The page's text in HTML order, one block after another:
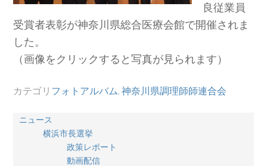
良従業員
受賞者表彰が神奈川県総合医療会館で開催されま
した。
（画像をクリックすると写真が見られます）
カテゴリ フォトアルバム ,神奈川県調理師師連合会
ニュース
横浜市長選挙
政策レポート
動画配信